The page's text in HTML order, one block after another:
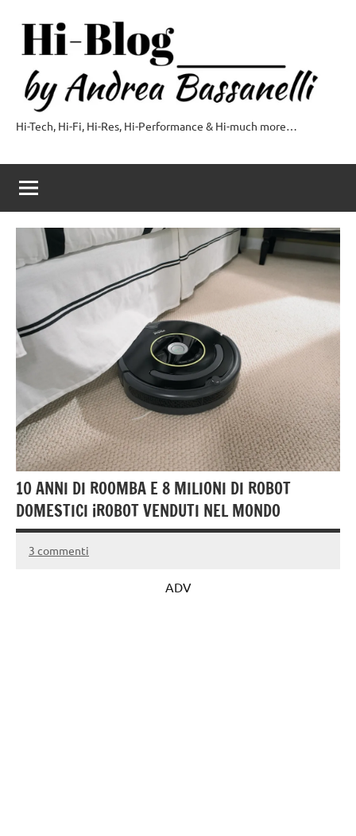
contenuto
Hi-
Blog
by
Andrea
Bassanelli
Hi-Tech, Hi-Fi, Hi-Res, Hi-Performance & Hi-much more…
10 ANNI DI ROOMBA E 8 MILIONI DI ROBOT
DOMESTICI iROBOT VENDUTI NEL MONDO
29
Andrea
3 commenti
ADV